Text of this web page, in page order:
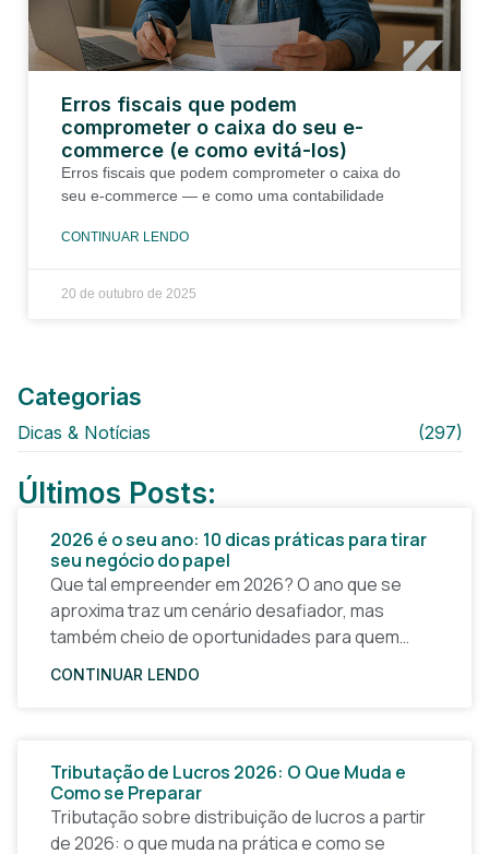
Erros fiscais que podem
comprometer o caixa do seu e-
commerce (e como evitá-los)
Erros fiscais que podem comprometer o caixa do
seu e-commerce — e como uma contabilidade
CONTINUAR LENDO
20 de outubro de 2025
Categorias
Dicas & Notícias (297)
Últimos Posts:
2026 é o seu ano: 10 dicas práticas para tirar
seu negócio do papel
Que tal empreender em 2026? O ano que se
aproxima traz um cenário desafiador, mas
também cheio de oportunidades para quem
quer tirar uma ideia do papel e construir um
CONTINUAR LENDO
Tributação de Lucros 2026: O Que Muda e
Como se Preparar
Tributação sobre distribuição de lucros a partir
de 2026: o que muda na prática e como se